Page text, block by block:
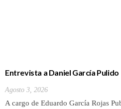
Entrevista a Daniel García Pulido
Agosto 3, 2026
A cargo de Eduardo García Rojas